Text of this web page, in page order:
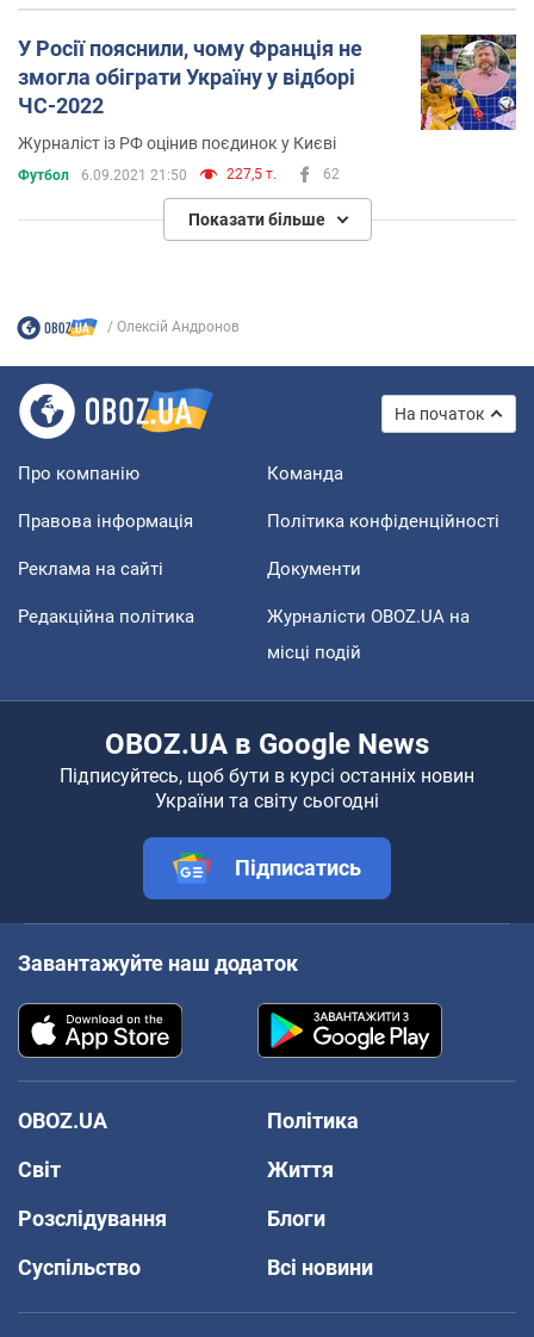
У Росії пояснили, чому Франція не
змогла обіграти Україну у відборі
ЧС-2022
Журналіст із РФ оцінив поєдинок у Києві
Футбол 6.09.2021 21:50 227,5 т. 62
Показати більше
Олексій Андронов
На початок
Про компанію Команда
Правова інформація Політика конфіденційності
Реклама на сайті Документи
Редакційна політика
Журналісти OBOZ.UA на
місці подій
OBOZ.UA в Google News
Підписуйтесь, щоб бути в курсі останніх новин
України та світу сьогодні
Підписатись
Завантажуйте наш додаток
OBOZ.UA
Політика
Світ
Життя
Розслідування
Блоги
Суспільство
Всі новини